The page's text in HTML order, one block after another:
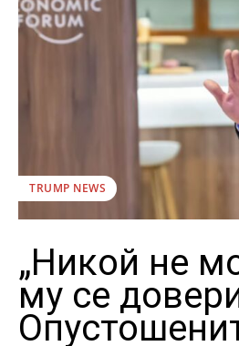
TRUMP NEWS
„Никой не
му се